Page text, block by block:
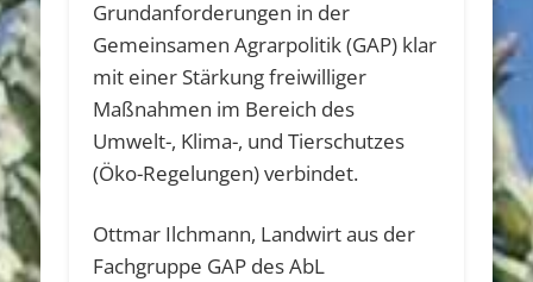
Grundanforderungen in der
Gemeinsamen Agrarpolitik (GAP) klar
mit einer Stärkung freiwilliger
Maßnahmen im Bereich des
Umwelt-, Klima-, und Tierschutzes
(Öko-Regelungen) verbindet.
Ottmar Ilchmann, Landwirt aus der
Fachgruppe GAP des AbL